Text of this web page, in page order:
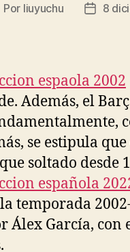
Por liuyuchu
Fecha
8
Además, el
se estipula
soltado desde
española
temporada
Álex García, con